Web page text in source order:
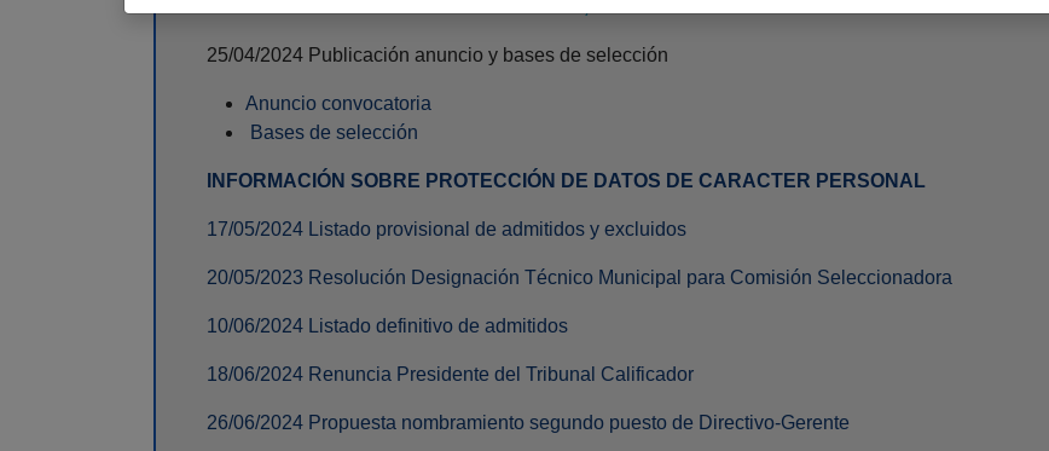
25/04/2024 Publicación anuncio y bases de selección
Anuncio convocatoria
Bases de selección
INFORMACIÓN SOBRE PROTECCIÓN DE DATOS DE CARACTER PERSONAL
17/05/2024 Listado provisional de admitidos y excluidos
20/05/2023 Resolución Designación Técnico Municipal para Comisión Seleccionadora
10/06/2024 Listado definitivo de admitidos
18/06/2024 Renuncia Presidente del Tribunal Calificador
26/06/2024 Propuesta nombramiento segundo puesto de Directivo-Gerente